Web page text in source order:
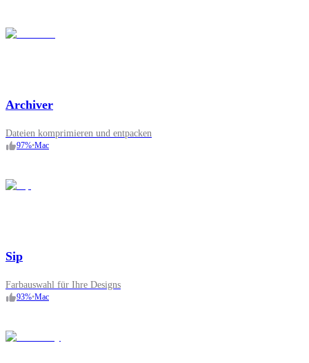
Archiver
Dateien komprimieren und entpacken
97%•Mac
Sip
Farbauswahl für Ihre Designs
93%•Mac